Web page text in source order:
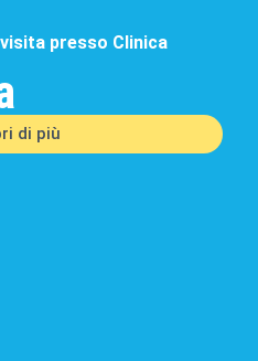
presso Clinica
di più